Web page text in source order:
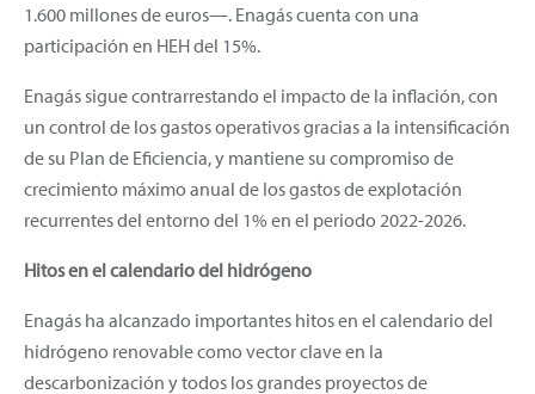
1.600 millones de euros—. Enagás cuenta con una
participación en HEH del 15%.
Enagás sigue contrarrestando el impacto de la inflación, con
un control de los gastos operativos gracias a la intensificación
de su Plan de Eficiencia, y mantiene su compromiso de
crecimiento máximo anual de los gastos de explotación
recurrentes del entorno del 1% en el periodo 2022-2026.
Hitos en el calendario del hidrógeno
Enagás ha alcanzado importantes hitos en el calendario del
hidrógeno renovable como vector clave en la
descarbonización y todos los grandes proyectos de